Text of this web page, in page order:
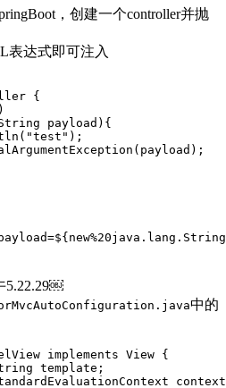
，创建一个controller并抛
表达式即可注入
{
payload){
￼
中的
implements View {
template;